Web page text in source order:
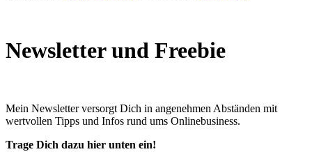
Newsletter und Freebie
Mein Newsletter versorgt Dich in angenehmen Abständen mit
wertvollen Tipps und Infos rund ums Onlinebusiness.
Trage Dich dazu hier unten ein!